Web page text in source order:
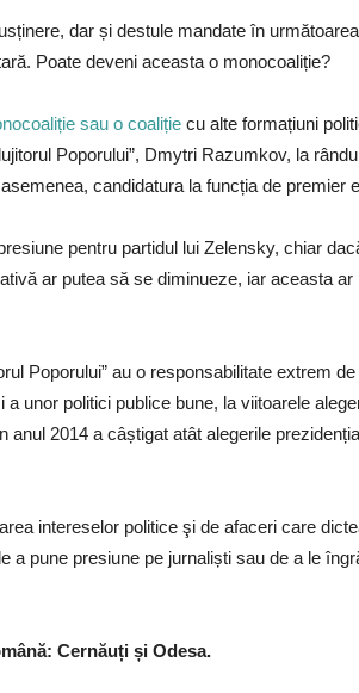
dar și destule mandate în
Poate deveni aceasta o monocoaliție?
sau o coaliție cu alte formațiuni
Poporului”, Dmytri Razumkov, la
candidatura la funcția de premier
pentru partidul lui Zelensky, chiar
ar putea să se diminueze, iar aceasta
Poporului” au o responsabilitate extrem
unor politici publice bune, la viitoarele
2014 a câștigat atât alegerile
intereselor politice şi de afaceri care
pune presiune pe jurnaliști sau de a le
Cernăuți și Odesa.